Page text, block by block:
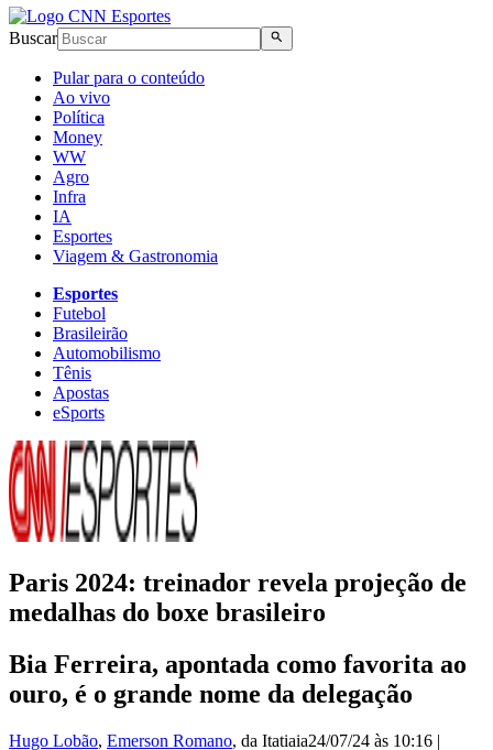
Buscar
Pular para o conteúdo
Ao vivo
Política
Money
WW
Agro
Infra
IA
Esportes
Viagem & Gastronomia
Esportes
Futebol
Brasileirão
Automobilismo
Tênis
Apostas
eSports
Paris 2024: treinador revela projeção de
medalhas do boxe brasileiro
Bia Ferreira, apontada como favorita ao
ouro, é o grande nome da delegação
Hugo Lobão, Emerson Romano, da Itatiaia24/07/24 às 10:16 |